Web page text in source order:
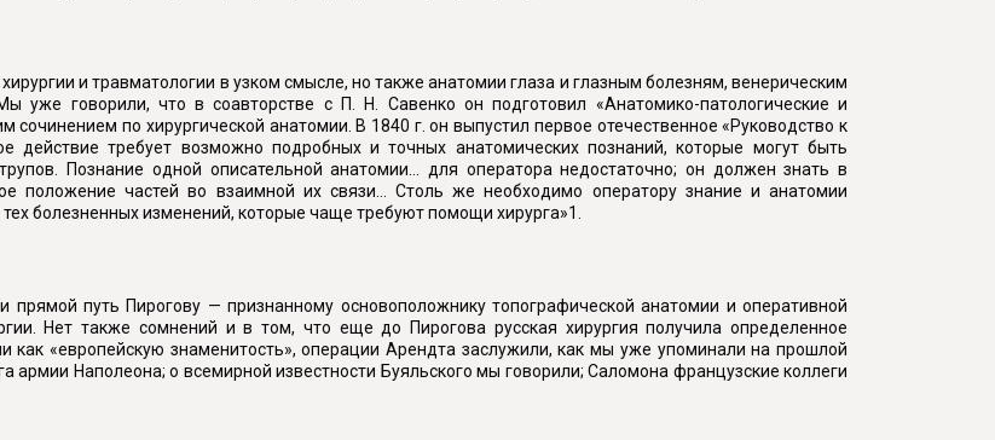
и травматологии в узком смысле, но также анатомии глаза и глазным болезням, венерическим
уже говорили, что в соавторстве с П. Н. Савенко он подготовил «Анатомико-патологические и
сочинением по хирургической анатомии. В 1840 г. он выпустил первое отечественное «Руководство к
действие требует возможно подробных и точных анатомических познаний, которые могут быть
Познание одной описательной анатомии... для оператора недостаточно; он должен знать в
положение частей во взаимной их связи... Столь же необходимо оператору знание и анатомии
болезненных изменений, которые чаще требуют помощи хирурга»1.
путь Пирогову — признанному основоположнику топографической анатомии и оперативной
Нет также сомнений и в том, что еще до Пирогова русская хирургия получила определенное
как «европейскую знаменитость», операции Арендта заслужили, как мы уже упоминали на прошлой
армии Наполеона; о всемирной известности Буяльского мы говорили; Саломона французские коллеги